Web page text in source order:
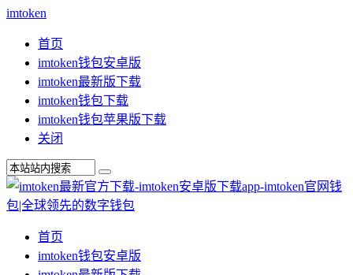
imtoken
首页
imtoken钱包安卓版
imtoken最新版下载
imtoken钱包下载
imtoken钱包苹果版下载
关闭
首页
imtoken钱包安卓版